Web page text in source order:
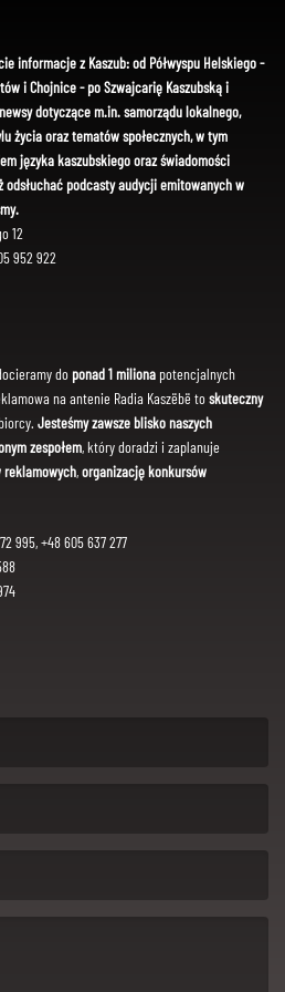
informacje z Kaszub: od Półwyspu Helskiego -
i Chojnice - po Szwajcarię Kaszubską i
dotyczące m.in. samorządu lokalnego,
życia oraz tematów społecznych, w tym
języka kaszubskiego oraz świadomości
podcasty audycji emitowanych w
12
952 922
do ponad 1 miliona potencjalnych
na antenie Radia Kaszëbë toskuteczny
Jesteśmy zawsze blisko naszych
zespołem, który doradzi i zaplanuje
reklamowych,organizację konkursów
995, +48 605 637 277